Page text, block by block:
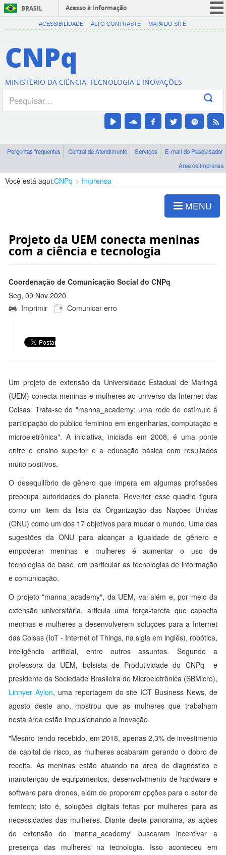
BRASIL
Acesso à informação
CORONAVÍRUS (COVID-19)
Canais
ACESSIBILIDADE ALTO CONTRASTE MAPA DO SITE
CNPq
MINISTÉRIO DA CIÊNCIA, TECNOLOGIA E INOVAÇÕES
Perguntas frequentes Central de Atendimento Serviços
E-mail do Pesquisador
Área de imprensa
Você está aqui:CNPq Imprensa
MENU
Projeto da UEM conecta meninas
com a ciência e tecnologia
Coordenação de Comunicação Social do CNPq
Seg, 09 Nov 2020
16:09:00 -0300
Imprimir Comunicar erro
Um projeto de extensão da Universidade Estadual de Maringá
(UEM) conecta meninas e mulheres ao universo da Internet das
Coisas. Trata-se do "manna_academy: uma rede de estímulo à
participação do público feminino em engenharias, computação e
microeletrônica". A iniciativa, iniciada em 2008, é uma ponte
entre o ensino superior e a educação básica com resultados
muito positivos.
O desequilíbrio de gênero que impera em algumas profissões
preocupa autoridades do planeta. Reverter esse quadro figura
como um item da lista da Organização das Nações Unidas
(ONU) como um dos 17 objetivos para mudar o mundo. Uma das
sugestões da ONU para alcançar a igualdade de gênero e
empoderar meninas e mulheres é aumentar o uso de
tecnologias de base, em particular as tecnologias de informação
e comunicação.
O projeto "manna_academy", da UEM, vai além e, por meio da
extensão universitária, articula uma força-tarefa que capacita
meninas e mulheres a desenvolverem soluções para a Internet
das Coisas (IoT - Internet of Things, na sigla em inglês), robótica,
inteligência artificial, entre outros assuntos. Segundo a
professora da UEM, bolsista de Produtividade do CNPq e
presidente da Sociedade Brasileira de Microeletrônica (SBMicro),
Linnyer Aylon, uma reportagem do site IOT Business News, de
agosto deste ano, mostrou que as mulheres que trabalham
nesta área estão impulsionando a inovação.
"Mesmo tendo recebido, em 2018, apenas 2,3% de investimento
de capital de risco, as mulheres acabaram gerando o dobro de
receita. As meninas estão atuando na área de diagnóstico e
manutenção de equipamentos, desenvolvimento de hardware e
software para drones, além de proporem opções para o setor de
femtech; isto é, soluções digitais feitas por mulheres para as
necessidades das mulheres. Diante deste panorama, as ações
de extensão do 'manna_academy' buscaram incentivar a
presença das mulheres na tecnologia. Isso aconteceu em